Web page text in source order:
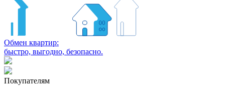
Обмен квартир:
быстро, выгодно, безопасно.
Покупателям